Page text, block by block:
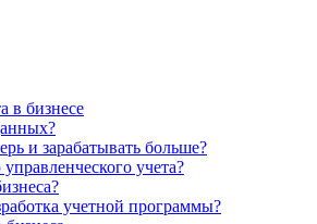
в бизнесе
и зарабатывать больше?
учета?
учетной программы?